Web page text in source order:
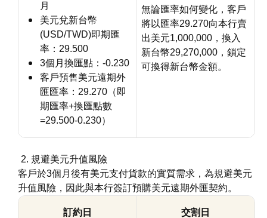
月
美元兌新台幣
(USD/TWD)即期匯
率：29.500
3個月換匯點：-0.230
客戶預售美元遠期外
匯匯率：29.270（即
期匯率+換匯點數
=29.500-0.230）
無論匯率如何變化，客戶
將以匯率29.270向本行賣
出美元1,000,000，換入
新台幣29,270,000，鎖定
可換得新台幣金額。
規避美元升值風險
客戶於3個月後有美元支付貨款的實質需求，為規避美元
升值風險，因此與本行簽訂預購美元遠期外匯契約。
訂約日 交割日